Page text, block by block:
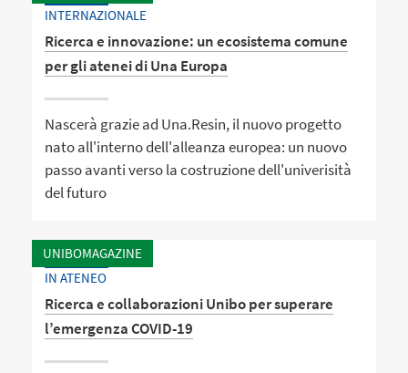
INTERNAZIONALE
Ricerca e innovazione: un ecosistema comune
per gli atenei di Una Europa
Nascerà grazie ad Una.Resin, il nuovo progetto
nato all'interno dell'alleanza europea: un nuovo
passo avanti verso la costruzione dell'univerisità
del futuro
UNIBOMAGAZINE
IN ATENEO
Ricerca e collaborazioni Unibo per superare
l’emergenza COVID-19